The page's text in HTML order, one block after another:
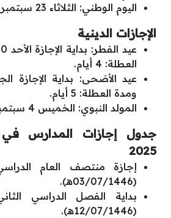
اليوم الوطني: الثلاثاء 23 سبتمبر 2025.
الإجازات الدينية
العطلة: 4 أيام.
ومدة العطلة: 5 أيام.
المولد النبوي: الخميس 4 سبتمبر 2025.
جدول إجازات المدارس في
2025
(03/07/1446هـ).
(12/07/1446هـ).